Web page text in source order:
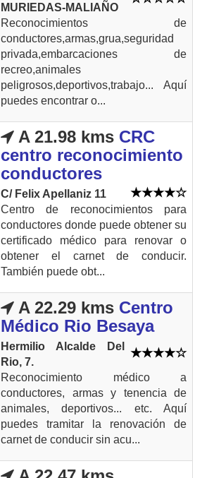
MURIEDAS-MALIAÑO
Reconocimientos de
conductores,armas,grua,seguridad
privada,embarcaciones de
recreo,animales
peligrosos,deportivos,trabajo... Aquí
puedes encontrar o...
A 21.98 kms CRC
centro reconocimiento
conductores
C/ Felix Apellaniz 11
Centro de reconocimientos para
conductores donde puede obtener su
certificado médico para renovar o
obtener el carnet de conducir.
También puede obt...
A 22.29 kms Centro
Médico Rio Besaya
Hermilio Alcalde Del
Rio, 7.
Reconocimiento médico a
conductores, armas y tenencia de
animales, deportivos... etc. Aquí
puedes tramitar la renovación de
carnet de conducir sin acu...